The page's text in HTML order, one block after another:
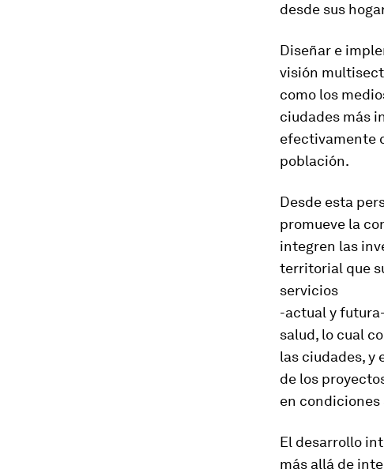
desde sus
Diseñar e
visión
como los
ciudades más
efectivamente
población.
Desde esta
promueve la
integren las
territorial que
servicios
-actual y
salud, lo cual
las ciudades, y
de los
en condiciones
El desarrollo
más allá de